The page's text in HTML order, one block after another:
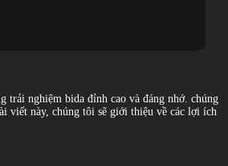
trải nghiệm bida đỉnh cao và đáng nhớ. chúng
viết này, chúng tôi sẽ giới thiệu về các lợi ích